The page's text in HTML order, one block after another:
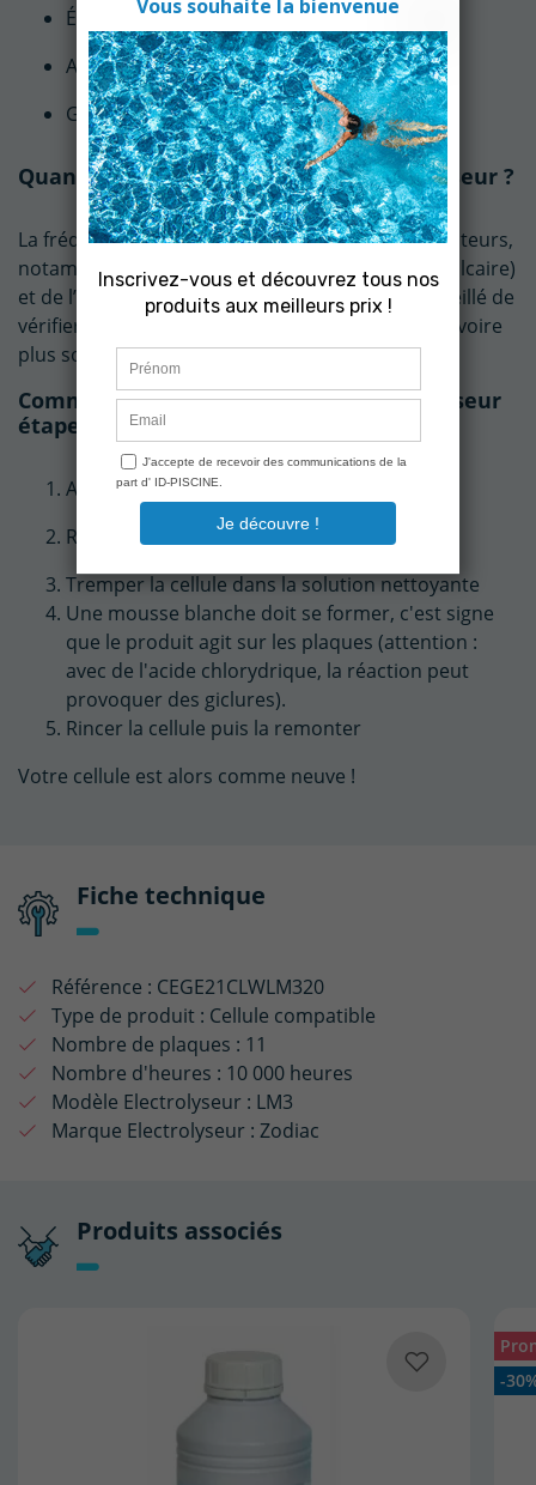
Éviter les pannes coûteuses
Allonger la durée de vie de la cellule
Garantir une eau saine et bien désinfectée
Quand nettoyer la cellule d’un électrolyseur ?
La fréquence d’entretien dépend de plusieurs facteurs,
notamment de la dureté de l’eau (présence de calcaire)
et de l’usage de la piscine. En général, il est conseillé de
vérifier et nettoyer la cellule
, voire
plus souvent en cas d’eau dure.
Comment nettoyer sa cellule d’électrolyseur
étape par étape ?
Arrêtez la filtration et fermer les vannes
Retirer la cellule de son emplacement
Tremper la cellule dans la solution nettoyante
Une mousse blanche doit se former, c'est signe
que le produit agit sur les plaques (attention :
avec de l'acide chlorydrique, la réaction peut
provoquer des giclures).
Rincer la cellule puis la remonter
Votre cellule est alors comme neuve !
Fiche technique
Référence : CEGE21CLWLM320
Type de produit : Cellule compatible
Nombre de plaques : 11
Nombre d'heures : 10 000 heures
Modèle Electrolyseur : LM3
Marque Electrolyseur : Zodiac
Produits associés
-